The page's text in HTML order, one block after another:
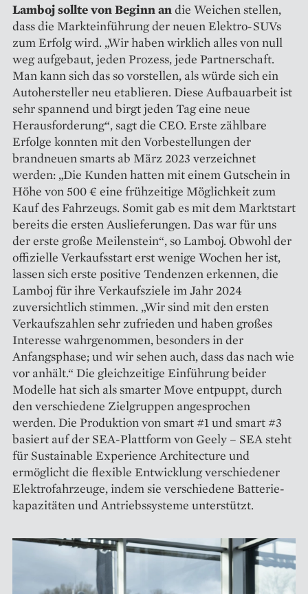
Lamboj sollte von Beginn andie Weichen stellen,
dass die Markt­einführung der neuen Elektro-SUVs
zum Erfolg wird. „Wir haben wirklich alles von null
weg aufgebaut, jeden Prozess, jede Partnerschaft.
Man kann sich das so vorstellen, als würde sich ein
Autohersteller neu etablieren. Diese Aufbauarbeit ist
sehr spannend und birgt jeden Tag eine neue
Herausforderung“, sagt die CEO. Erste zählbare
Erfolge konnten mit den Vorbestellungen der
brandneuen smarts ab März 2023 verzeichnet
werden: „Die Kunden hatten mit einem Gutschein in
Höhe von 500 € eine frühzeitige Möglichkeit zum
Kauf des Fahrzeugs. Somit gab es mit dem Marktstart
bereits die ersten Auslieferungen. Das war für uns
der erste große Meilenstein“, so Lamboj. Obwohl der
offizielle Verkaufsstart erst wenige Wochen her ist,
lassen sich erste positive Tendenzen erkennen, die
Lamboj für ihre Verkaufsziele im Jahr 2024
zuversichtlich stimmen. „Wir sind mit den ersten
Verkaufs­zahlen sehr zufrieden und haben großes
Interesse wahrgenommen, ­besonders in der
Anfangsphase; und wir sehen auch, dass das nach wie
vor anhält.“ Die gleichzeitige Einführung beider
Modelle hat sich als smarter Move entpuppt, durch
den verschiedene Zielgruppen angesprochen
werden. Die Produktion von smart #1 und smart #3
basiert auf der SEA-Plattform von Geely – SEA steht
für Sustainable Experience ­Architecture und
ermöglicht die flexible Entwicklung verschiedener
Elektrofahrzeuge, indem sie verschiedene Batterie­
kapazitäten und Antriebs­systeme unterstützt.